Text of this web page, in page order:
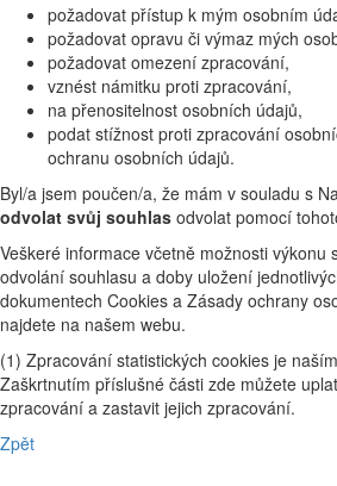
požadovat přístup k mým osobním
požadovat opravu či výmaz mých
požadovat omezení zpracování,
vznést námitku proti zpracování,
na přenositelnost osobních údajů,
podat stížnost proti zpracování
ochranu osobních údajů.
Byl/a jsem poučen/a, že mám v souladu s
odvolat svůj souhlas odvolat pomocí
Veškeré informace včetně možnosti výkonu
odvolání souhlasu a doby uložení
dokumentech Cookies a Zásady ochrany
najdete na našem webu.
(1) Zpracování statistických cookies je
Zaškrtnutím příslušné části zde můžete
zpracování a zastavit jejich zpracování.
Zpět